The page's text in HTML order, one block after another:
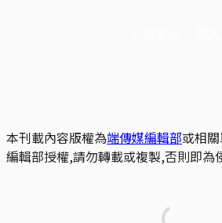
本刊載內容版權為端傳媒編輯部或相
編輯部授權,請勿轉載或複製,否則即為